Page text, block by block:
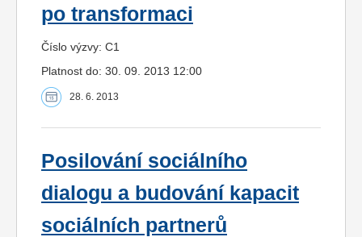
po transformaci
Číslo výzvy: C1
Platnost do: 30. 09. 2013 12:00
28. 6. 2013
Posilování sociálního
dialogu a budování kapacit
sociálních partnerů